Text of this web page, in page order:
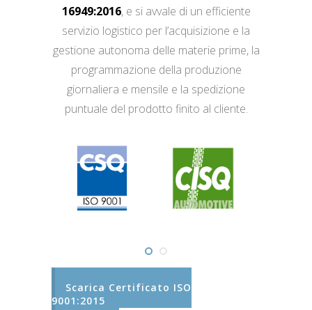
16949:2016, e si avvale di un efficiente
servizio logistico per l’acquisizione e la
gestione autonoma delle materie prime, la
programmazione della produzione
giornaliera e mensile e la spedizione
puntuale del prodotto finito al cliente.
Scarica Certificato ISO
9001:2015